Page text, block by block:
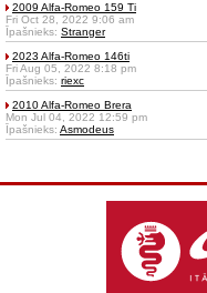
2009 Alfa-Romeo 159 Ti
Fri Oct 28, 2022 9:06 am
Īpašnieks: Stranger
2023 Alfa-Romeo 146ti
Fri Aug 05, 2022 8:18 pm
Īpašnieks: riexc
2010 Alfa-Romeo Brera
Mon Jul 04, 2022 12:59 pm
Īpašnieks: Asmodeus